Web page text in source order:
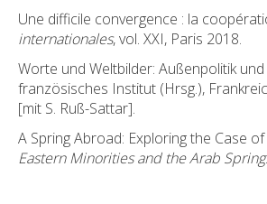
Une difficile convergence : la
internationales, vol. XXI, Paris 2018.
Worte und Weltbilder: Außenpolitik
französisches Institut (Hrsg.),
[mit S. Ruß-Sattar].
A Spring Abroad: Exploring the Case
Eastern Minorities and the Arab Spring